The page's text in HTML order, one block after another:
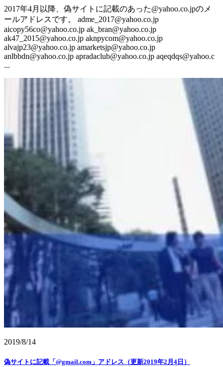
2017年4月以降、偽サイトに記載のあった@yahoo.co.jpのメ
ールアドレスです。 adme_2017@yahoo.co.jp
aicopy56co@yahoo.co.jp ak_bran@yahoo.co.jp
ak47_2015@yahoo.co.jp aknpycom@yahoo.co.jp
alvajp23@yahoo.co.jp amarketsjp@yahoo.co.jp
anlbbdn@yahoo.co.jp apradaclub@yahoo.co.jp aqeqdqs@yahoo.c
...
2019/8/14
偽サイトに記載「@gmail.com」アドレス（更新2019年2月4日）